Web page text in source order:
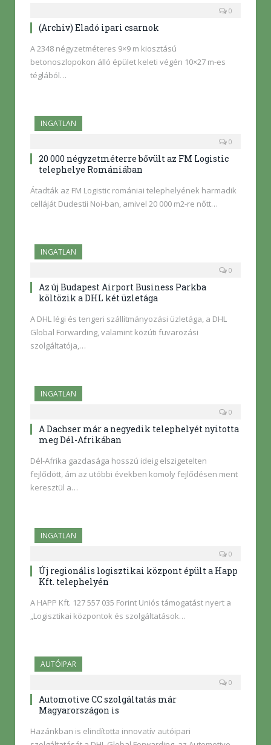
0
(Archiv) Eladó ipari csarnok
A 2348 négyzetméteres 9×9 m kiosztású
betonoszlopokon álló épület keleti végén 10×27 m-es
téglából…
INGATLAN
0
20 000 négyzetméterre bővült az FM Logistic
telephelye Romániában
Átadták az FM Logistic romániai telephelyének harmadik
celláját Dudestii Noi-ban, amivel 20 000 m2-re nőtt…
INGATLAN
0
Az új Budapest Airport Business Parkba
költözik a DHL két üzletága
A DHL légi és tengeri szállítmányozási üzletága, a DHL
Global Forwarding, valamint közúti fuvarozási
szolgáltatója,…
INGATLAN
0
A Dachser már a negyedik telephelyét nyitotta
meg Dél-Afrikában
Dél-Afrika gazdasága hosszú ideig elszigetelten
fejlődött, ám az utóbbi években komoly fejlődésen ment
keresztül a…
INGATLAN
0
Új regionális logisztikai központ épült a Happ
Kft. telephelyén
A HAPP Kft. 127 557 035 Forint Uniós támogatást nyert a
„Logisztikai központok és szolgáltatások…
AUTÓIPAR
0
Automotive CC szolgáltatás már
Magyarországon is
Hazánkban is elindította innovatív autóipari